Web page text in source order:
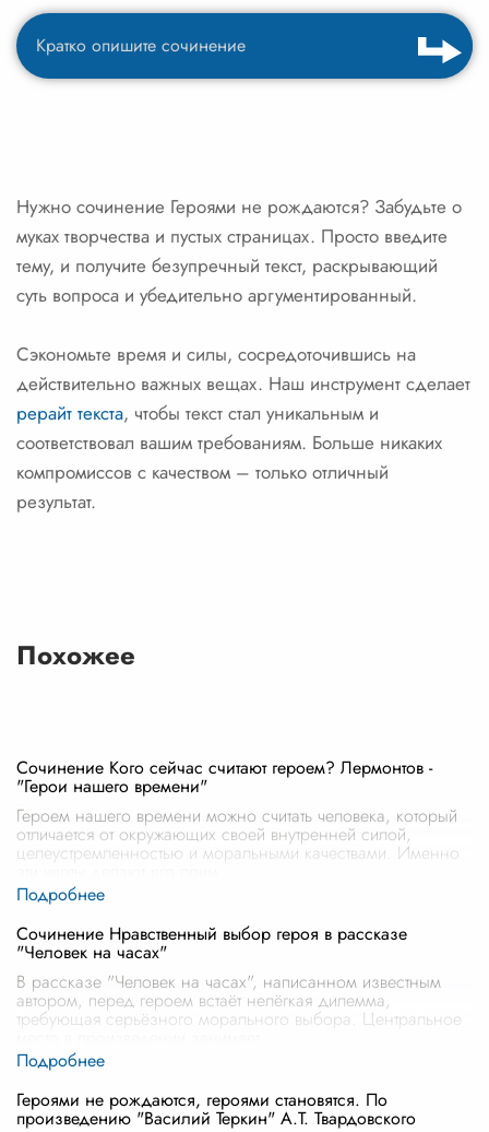
Нужно сочинение Героями не рождаются? Забудьте о
муках творчества и пустых страницах. Просто введите
тему, и получите безупречный текст, раскрывающий
суть вопроса и убедительно аргументированный.
Сэкономьте время и силы, сосредоточившись на
действительно важных вещах. Наш инструмент сделает
рерайт текста, чтобы текст стал уникальным и
соответствовал вашим требованиям. Больше никаких
компромиссов с качеством – только отличный
результат.
Похожее
Сочинение Кого сейчас считают героем? Лермонтов -
"Герои нашего времени"
Героем нашего времени можно считать человека, который
отличается от окружающих своей внутренней силой,
целеустремленностью и моральными качествами. Именно
Сочинение Нравственный выбор героя в рассказе
"Человек на часах"
В рассказе "Человек на часах", написанном известным
автором, перед героем встаёт нелёгкая дилемма,
требующая серьёзного морального выбора. Центральное
Героями не рождаются, героями становятся. По
произведению "Василий Теркин" А.Т. Твардовского